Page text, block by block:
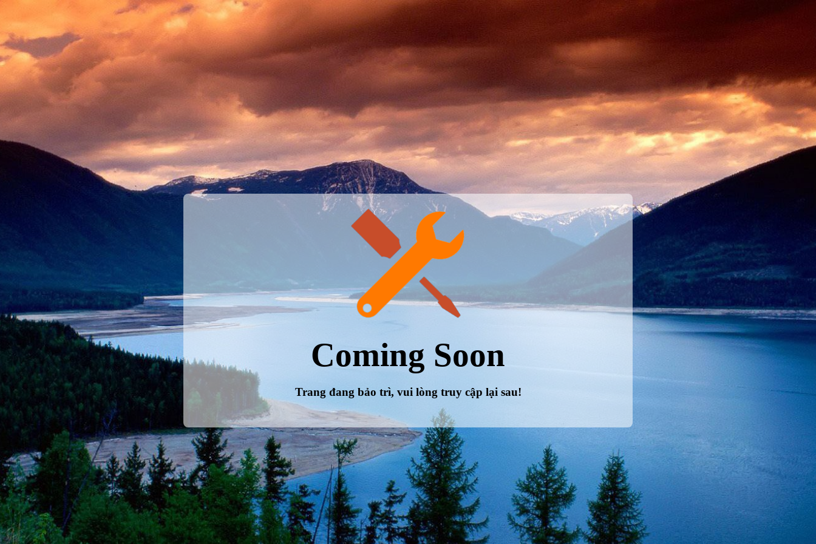
Coming Soon
Trang đang bảo trì, vui lòng truy cập lại sau!